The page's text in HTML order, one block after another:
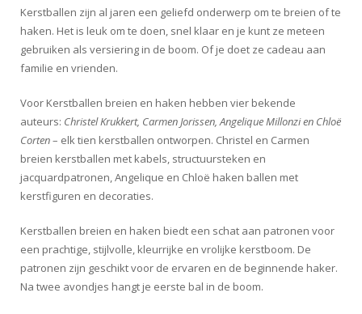
Kerstballen zijn al jaren een geliefd onderwerp om te breien of te
haken. Het is leuk om te doen, snel klaar en je kunt ze meteen
gebruiken als versiering in de boom. Of je doet ze cadeau aan
familie en vrienden.
Voor Kerstballen breien en haken hebben vier bekende
auteurs: Christel Krukkert, Carmen Jorissen, Angelique Millonzi en Chloë
Corten– elk tien kerstballen ontworpen. Christel en Carmen
breien kerstballen met kabels, structuursteken en
jacquardpatronen, Angelique en Chloë haken ballen met
kerstfiguren en decoraties.
Kerstballen breien en haken biedt een schat aan patronen voor
een prachtige, stijlvolle, kleurrijke en vrolijke kerstboom. De
patronen zijn geschikt voor de ervaren en de beginnende haker.
Na twee avondjes hangt je eerste bal in de boom.